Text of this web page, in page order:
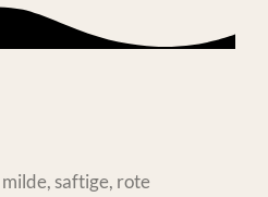
saftige, rote